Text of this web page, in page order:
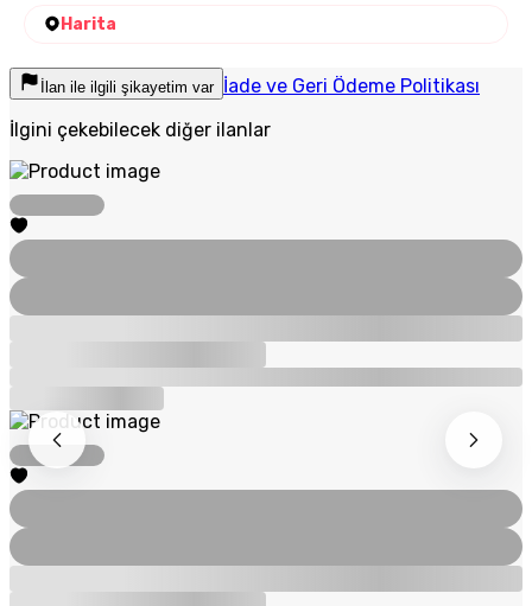
Harita
İlan ile ilgili şikayetim var İade ve Geri Ödeme Politikası
İlgini çekebilecek diğer ilanlar